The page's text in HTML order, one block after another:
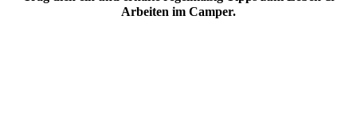
Arbeiten im Camper.